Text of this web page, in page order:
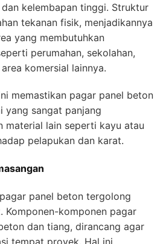
dan kelembapan tinggi. Struktur
tekanan fisik, menjadikannya
yang membutuhkan
perumahan, sekolahan,
komersial lainnya.
memastikan pagar panel beton
yang sangat panjang
material lain seperti kayu atau
pelapukan dan karat.
panel beton tergolong
Komponen-komponen pagar
dan tiang, dirancang agar